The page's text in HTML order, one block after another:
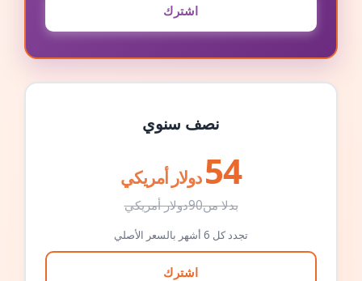
اشترك
نصف سنوي
54 دولار أمريكي
بدلا من90دولار أمريكي
تجدد كل 6 أشهر بالسعر الأصلي
اشترك